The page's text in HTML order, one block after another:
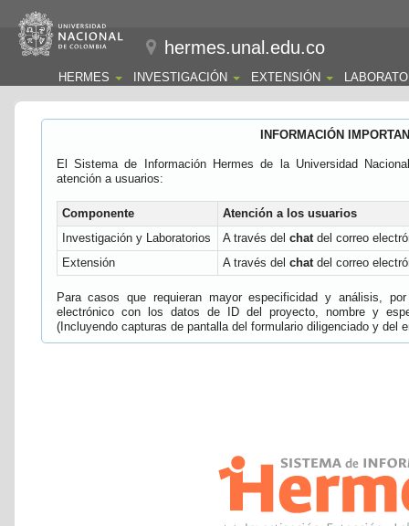
hermes.unal.edu.co
HERMES INVESTIGACIÓN EXTENSIÓN
INFORMACIÓN
El Sistema de Información Hermes de la Universidad
atención a usuarios:
Componente
Atención a los usuarios
Investigación y Laboratorios
A través del chatdel correo
Extensión
A través del chatdel correo
Para casos que requieran mayor especificidad y análisis,
electrónico con los datos de ID del proyecto, nombre y
(Incluyendo capturas de pantalla del formulario diligenciado y del